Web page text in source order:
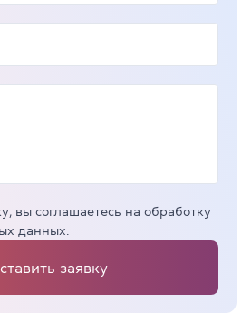
вы соглашаетесь на обработку
данных.
заявку